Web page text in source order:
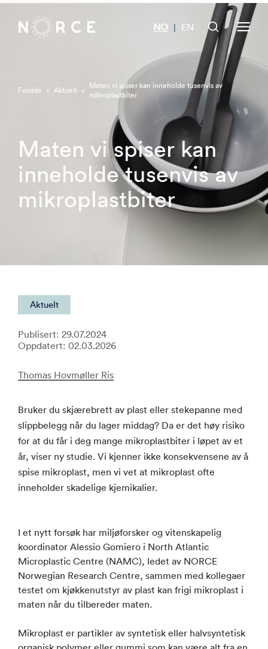
NO | EN
Forside < Aktuelt < Maten vi spiser kan inneholde tusenvis av
mikroplastbiter
Maten vi spiser kan
inneholde tusenvis av
mikroplastbiter
Aktuelt
Publisert: 29.07.2024
Oppdatert: 02.03.2026
Thomas Hovmøller Ris
Bruker du skjærebrett av plast eller stekepanne med
slippbelegg når du lager middag? Da er det høy risiko
for at du får i deg mange mikroplastbiter i løpet av et
år, viser ny studie. Vi kjenner ikke konsekvensene av å
spise mikroplast, men vi vet at mikroplast ofte
inneholder skadelige kjemikalier.
I et nytt forsøk har miljøforsker og vitenskapelig
koordinator Alessio Gomiero i North Atlantic
Microplastic Centre (NAMC), ledet av NORCE
Norwegian Research Centre, sammen med kollegaer
testet om kjøkkenutstyr av plast kan frigi mikroplast i
maten når du tilbereder maten.
Mikroplast er partikler av syntetisk eller halvsyntetisk